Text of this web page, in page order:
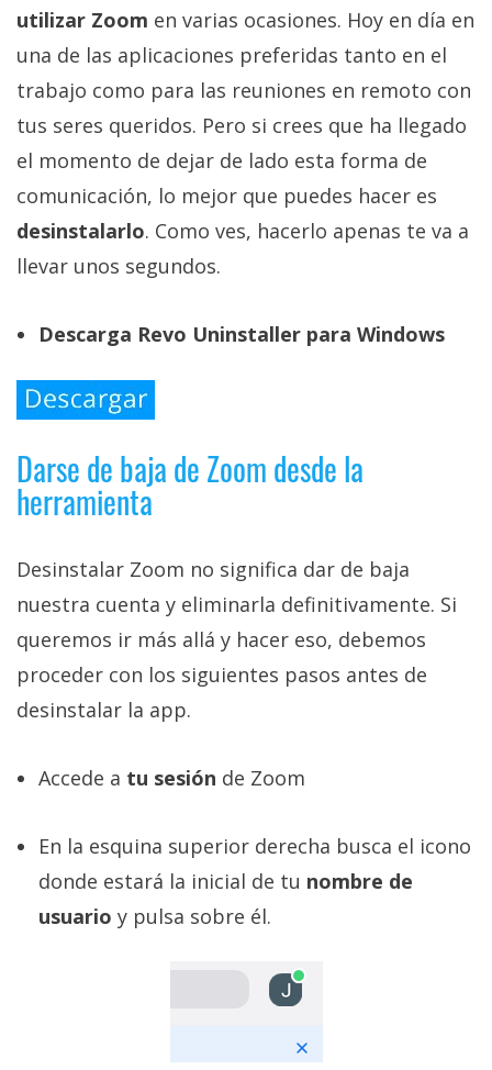
utilizar Zoom en varias ocasiones. Hoy en día en
una de las aplicaciones preferidas tanto en el
trabajo como para las reuniones en remoto con
tus seres queridos. Pero si crees que ha llegado
el momento de dejar de lado esta forma de
comunicación, lo mejor que puedes hacer es
desinstalarlo. Como ves, hacerlo apenas te va a
llevar unos segundos.
Descarga Revo Uninstaller para Windows
Darse de baja de Zoom desde la
herramienta
Desinstalar Zoom no significa dar de baja
nuestra cuenta y eliminarla definitivamente. Si
queremos ir más allá y hacer eso, debemos
proceder con los siguientes pasos antes de
desinstalar la app.
Accede a tu sesión de Zoom
En la esquina superior derecha busca el icono
donde estará la inicial de tu nombre de
usuario y pulsa sobre él.